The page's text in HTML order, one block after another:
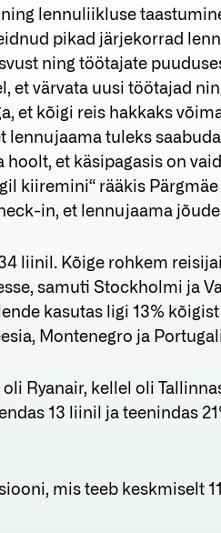
lennuliikluse
pikad järjekorrad
ning töötajate
et värvata uusi töötajad
et kõigi reis hakkaks
lennujaama tuleks
hoolt, et käsipagasis on
kiiremini“ rääkis Pärgmäe
in, et lennujaama
liinil. Kõige rohkem
samuti Stockholmi ja
kasutas ligi 13%
Montenegro ja
Ryanair, kellel oli
13 liinil ja teenindas
mis teeb keskmiselt